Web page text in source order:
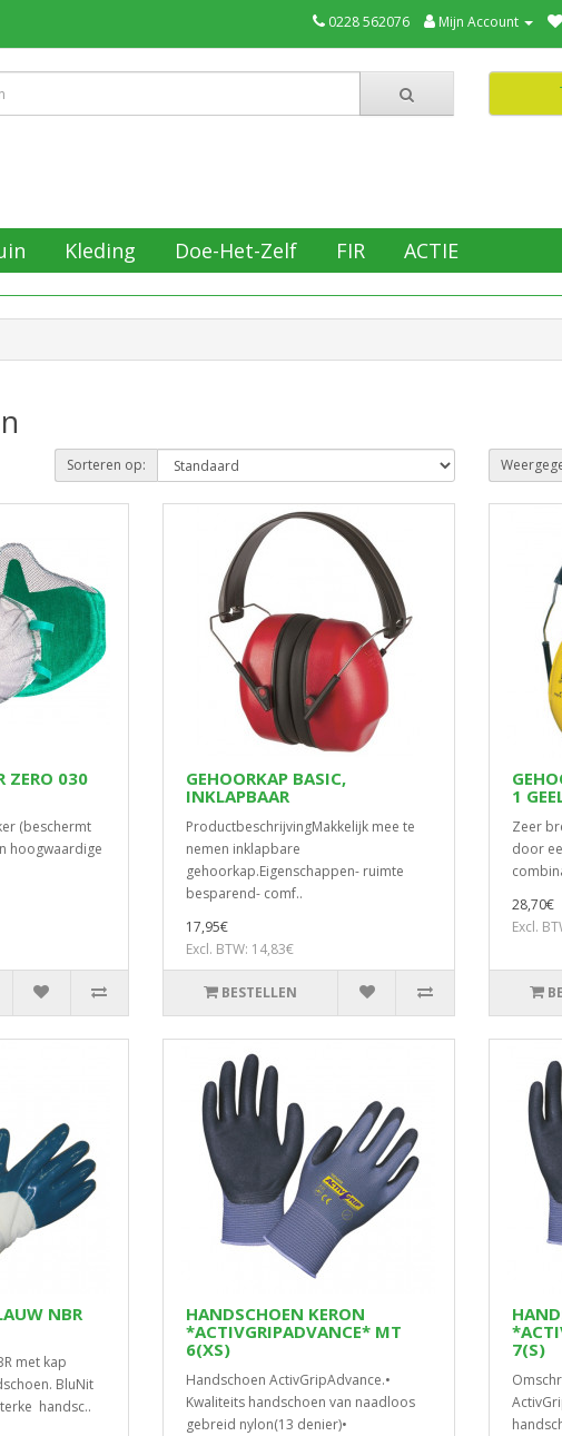
0228 562076 Mijn Account
Kleding Doe-Het-Zelf FIR ACTIE
Sorteren op:
ZERO 030
(beschermt
hoogwaardige
GEHOORKAP BASIC,
INKLAPBAAR
ProductbeschrijvingMakkelijk mee te
nemen inklapbare
gehoorkap.Eigenschappen- ruimte
besparend- comf..
17,95€
Excl. BTW: 14,83€
BESTELLEN
1
Zeer
door
28,70€
Excl.
NBR
met kap
BluNit
handsc..
HANDSCHOEN KERON
*ACTIVGRIPADVANCE* MT
6(XS)
Handschoen ActivGripAdvance.•
Kwaliteits handschoen van naadloos
gebreid nylon(13 denier)•
7(S)